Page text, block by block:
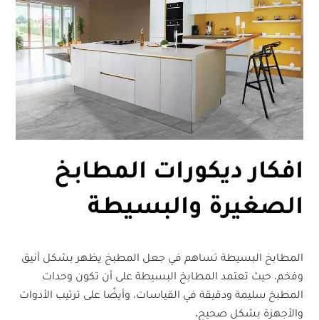
افكار ديكورات المطابخ
الصغيرة والبسيطة
المطابخ البسيطة تساهم في جعل المطبخ يظهر بشكل أنيق
وفخم، حيث تعتمد المطابخ البسيطة على أن تكون وحدات
المطبخ سليمة ودقيقة في القياسات، وأيضًا على ترتيب الأدوات
والأجهزة بشكل صحيح.